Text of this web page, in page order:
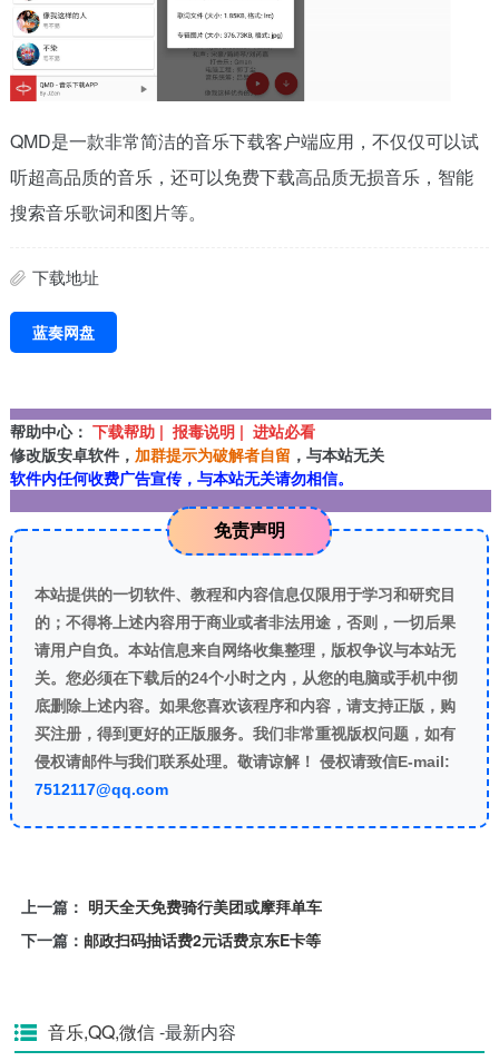
QMD是一款非常简洁的音乐下载客户端应用，不仅仅可以试
听超高品质的音乐，还可以免费下载高品质无损音乐，智能
搜索音乐歌词和图片等。
下载地址
蓝奏网盘
帮助中心： 下载帮助 | 报毒说明 | 进站必看
修改版安卓软件， 加群提示为破解者自留 ，与本站无关
软件内任何收费广告宣传，与本站无关请勿相信。
免责声明
本站提供的一切软件、教程和内容信息仅限用于学习和研究目
的；不得将上述内容用于商业或者非法用途，否则，一切后果
请用户自负。本站信息来自网络收集整理，版权争议与本站无
关。您必须在下载后的24个小时之内，从您的电脑或手机中彻
底删除上述内容。如果您喜欢该程序和内容，请支持正版，购
买注册，得到更好的正版服务。我们非常重视版权问题，如有
侵权请邮件与我们联系处理。敬请谅解！ 侵权请致信E-mail:
7512117@qq.com
上一篇： 明天全天免费骑行美团或摩拜单车
下一篇： 邮政扫码抽话费2元话费京东E卡等
音乐,QQ,微信-最新内容